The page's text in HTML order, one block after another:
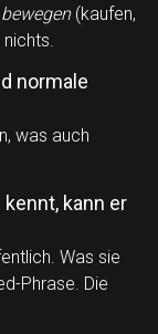
bewegen(kaufen,
normale
was auch
kann er
Was sie
Phrase. Die